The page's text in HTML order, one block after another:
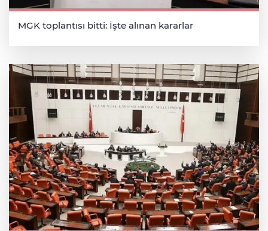
MGK toplantısı bitti: İşte alınan kararlar